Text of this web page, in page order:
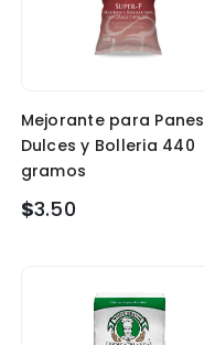
Mejorante para Panes
Dulces y Bolleria 440
gramos
$3.50